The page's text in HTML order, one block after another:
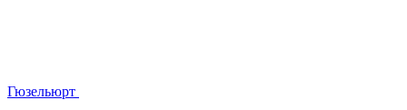
Гюзельюрт